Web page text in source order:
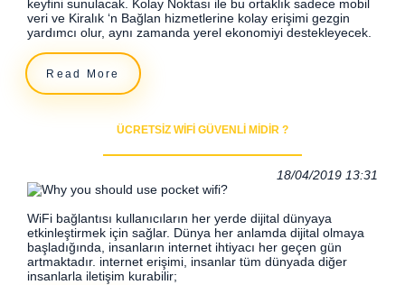
keyfini sunulacak. Kolay Noktası ile bu ortaklık sadece mobil
veri ve Kiralık ‘n Bağlan hizmetlerine kolay erişimi gezgin
yardımcı olur, aynı zamanda yerel ekonomiyi destekleyecek.
Read More
ÜCRETSIZ WIFI GÜVENLI MIDIR ?
18/04/2019 13:31
WiFi bağlantısı kullanıcıların her yerde dijital dünyaya
etkinleştirmek için sağlar. Dünya her anlamda dijital olmaya
başladığında, insanların internet ihtiyacı her geçen gün
artmaktadır. internet erişimi, insanlar tüm dünyada diğer
insanlarla iletişim kurabilir;